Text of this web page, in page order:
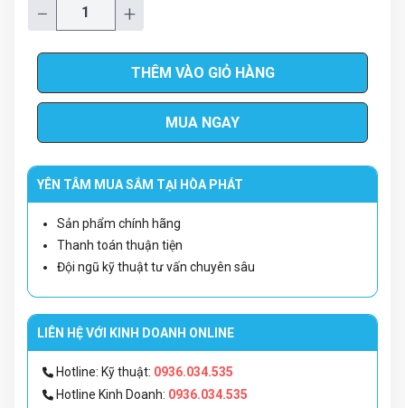
− +
THÊM VÀO GIỎ HÀNG
MUA NGAY
YÊN TÂM MUA SẮM TẠI HÒA PHÁT
Sản phẩm chính hãng
Thanh toán thuận tiện
Đội ngũ kỹ thuật tư vấn chuyên sâu
LIÊN HỆ VỚI KINH DOANH ONLINE
Hotline: Kỹ thuật: 0936.034.535
Hotline Kinh Doanh: 0936.034.535